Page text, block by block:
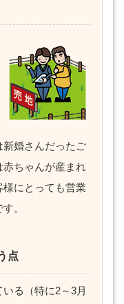
新婚さんだったご
ちゃんが産まれ
にとっても営業
。
点
る（特に2～3月